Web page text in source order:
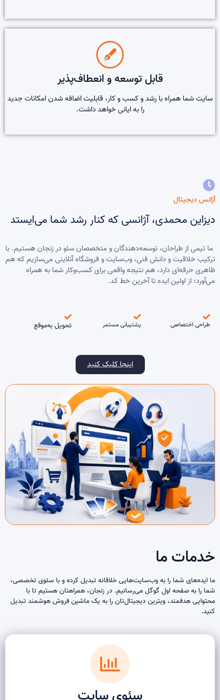
قابل توسعه و انعطاف‌پذیر
سایت شما همراه با رشد و کسب و کار، قابلیت اضافه شدن امکانات جدید
را به ایانی خواهد داشت.
آژانس دیجیتال
دیزاین محمدی، آژانسی که کنار رشد شما می‌ایستد
ما تیمی از طراحان، توسعه‌دهندگان و متخصصان سئو در زنجان هستیم. با
ترکیب خلاقیت و دانش فنی، وب‌سایت و فروشگاه آنلاینی می‌سازیم که هم
ظاهری حرفه‌ای دارد، هم نتیجه واقعی برای کسب‌وکار شما به همراه
می‌آورد؛ از اولین ایده تا آخرین خط کد.
طراحی اختصاصی پشتیبانی مستمر تحویل به‌موقع
اینجا کلیک کنید
خدمات ما​
ما ایده‌های شما را به وب‌سایت‌هایی خلاقانه تبدیل کرده و با سئوی تخصصی،
شما را به صفحه اول گوگل می‌رسانیم. در زنجان، همراهتان هستیم تا با
محتوایی هدفمند، ویترین دیجیتال‌تان را به یک ماشین فروش هوشمند تبدیل
کنید.